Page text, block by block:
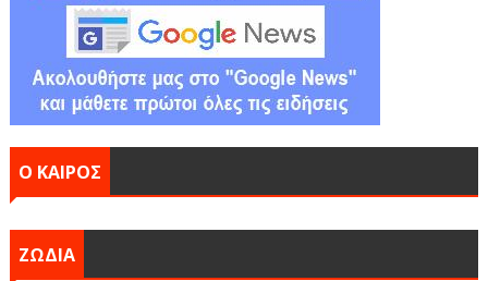
Ο ΚΑΙΡΟΣ
ΖΩΔΙΑ